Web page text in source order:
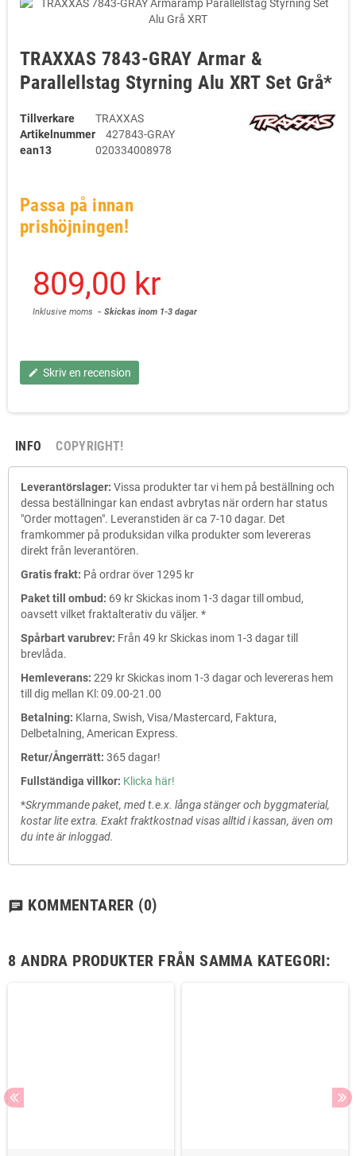
TRAXXAS 7843-GRAY Armar &
Parallellstag Styrning Alu XRT Set Grå*
Tillverkare
TRAXXAS
Artikelnummer
427843-GRAY
ean13
020334008978
Passa på innan
prishöjningen!
809,00 kr
Inklusive moms Skickas inom 1-3 dagar
edit Skriv en recension
INFO COPYRIGHT!
Leverantörslager: Vissa produkter tar vi hem på beställning och
dessa beställningar kan endast avbrytas när ordern har status
"Order mottagen". Leveranstiden är ca 7-10 dagar. Det
framkommer på produksidan vilka produkter som levereras
direkt från leverantören.
Gratis frakt: På ordrar över 1295 kr
Paket till ombud: 69 kr Skickas inom 1-3 dagar till ombud,
oavsett vilket fraktalterativ du väljer. *
Spårbart varubrev: Från 49 kr Skickas inom 1-3 dagar till
brevlåda.
Hemleverans: 229 kr Skickas inom 1-3 dagar och levereras hem
till dig mellan Kl: 09.00-21.00
Betalning: Klarna, Swish, Visa/Mastercard, Faktura,
Delbetalning, American Express.
Retur/Ångerrätt: 365 dagar!
Fullständiga villkor: Klicka här!
*Skrymmande paket, med t.e.x. långa stänger och byggmaterial,
kostar lite extra. Exakt fraktkostnad visas alltid i kassan, även om
du inte är inloggad.
chat KOMMENTARER (0)
8 ANDRA PRODUKTER FRÅN SAMMA KATEGORI: